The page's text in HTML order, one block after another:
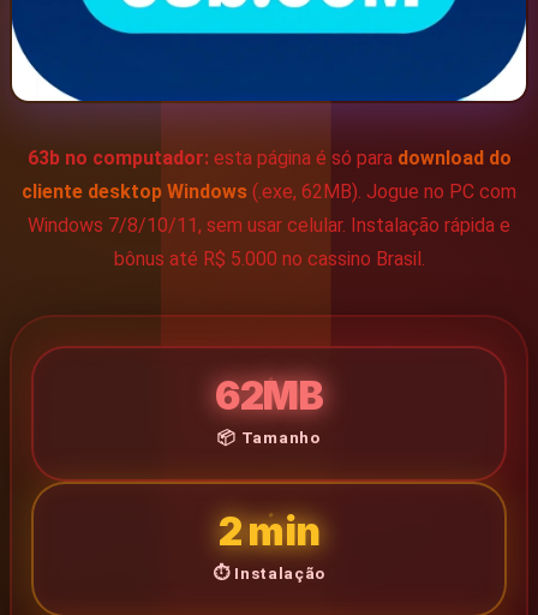
VIP
🏆 PLATAFORMA
Plataforma
Win
63b no computador:esta página é só para download do
cliente desktop Windows (.exe, 62MB). Jogue no PC com
Windows 7/8/10/11, sem usar celular. Instalação rápida e
bônus até R$ 5.000 no cassino Brasil.
62MB
📦 Tamanho
2 min
⏱️ Instalação